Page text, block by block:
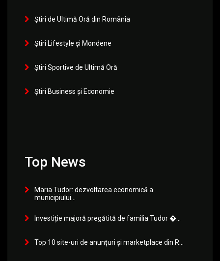
Știri de Ultimă Oră din România
Știri Lifestyle și Mondene
Știri Sportive de Ultimă Oră
Știri Business și Economie
Top News
Maria Tudor: dezvoltarea economică a
municipiului...
Investiție majoră pregătită de familia Tudor �...
Top 10 site-uri de anunțuri și marketplace din R...